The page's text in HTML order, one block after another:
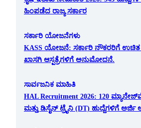
ಹಿಂಪಡೆದ ರಾಜ್ಯ ಸರ್ಕಾರ
ಸರ್ಕಾರಿ ಯೋಜನೆಗಳು
KASS ಯೋಜನೆ: ಸರ್ಕಾರಿ ನೌಕರರಿಗೆ ಉಚಿತ
ಖಾಸಗಿ ಆಸ್ಪತ್ರೆಗಳಿಗೆ ಅನುಮೋದನೆ.
ಸಾರ್ವಜನಿಕ ಮಾಹಿತಿ
HAL Recruitment 2026: 120
ಮತ್ತು ಡಿಸೈನ್ ಟ್ರೈನಿ (DT) ಹುದ್ದೆಗಳಿಗೆ ಅರ್ಜಿ